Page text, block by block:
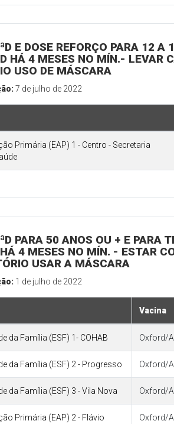
E DOSE REFORÇO PARA 12 A
HÁ 4 MESES NO MÍN.- LEVAR
USO DE MÁSCARA
7 de julho de 2022
Primária (EAP) 1 - Centro - Secretaria
PARA 50 ANOS OU + E PARA
4 MESES NO MÍN. - ESTAR
USAR A MÁSCARA
1 de julho de 2022
Vacina
da Família (ESF) 1- COHAB Oxford/
da Família (ESF) 2 - Progresso Oxford/
da Família (ESF) 3 - Vila Nova Oxford/
Primária (EAP) 2 - Flávio
Oxford/